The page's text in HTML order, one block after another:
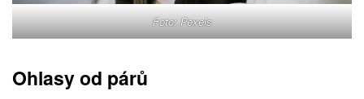
Foto: Pexels
Ohlasy od párů